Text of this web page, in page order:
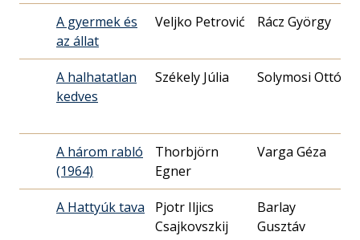
A gyermek és
az állat
Veljko Petrović Rácz György
A halhatatlan
kedves
Székely Júlia Solymosi Ottó
A három rabló
(1964)
Thorbjörn
Egner
Varga Géza
A Hattyúk tava
Pjotr Iljics
Csajkovszkij
Barlay
Gusztáv